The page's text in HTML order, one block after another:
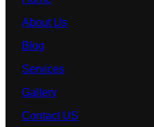
About Us
Blog
Services
Gallery
Contact US